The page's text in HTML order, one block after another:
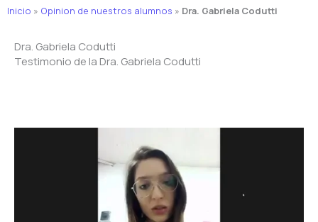
Inicio » Opinion de nuestros alumnos » Dra. Gabriela Codutti
Dra. Gabriela Codutti
Testimonio de la Dra. Gabriela Codutti